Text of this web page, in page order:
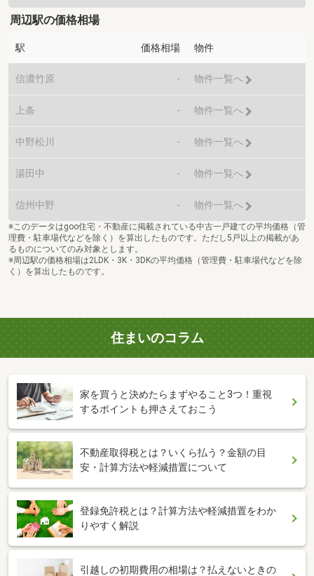
周辺駅の価格相場
駅 価格相場 物件
信濃竹原 - 物件一覧へ
上条 - 物件一覧へ
中野松川 - 物件一覧へ
湯田中 - 物件一覧へ
信州中野 - 物件一覧へ
※このデータはgoo住宅・不動産に掲載されている中古一戸建ての平均価格（管
理費・駐車場代などを除く）を算出したものです。ただし5戸以上の掲載があ
るものについてのみ対象とします。
※周辺駅の価格相場は2LDK・3K・3DKの平均価格（管理費・駐車場代などを除
く）を算出したものです。
住まいのコラム
家を買うと決めたらまずやること3つ！重視
するポイントも押さえておこう
不動産取得税とは？いくら払う？金額の目
安・計算方法や軽減措置について
登録免許税とは？計算方法や軽減措置をわか
りやすく解説
引越しの初期費用の相場は？払えないときの